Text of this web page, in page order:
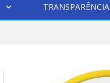
TRANSPARÊNCIA